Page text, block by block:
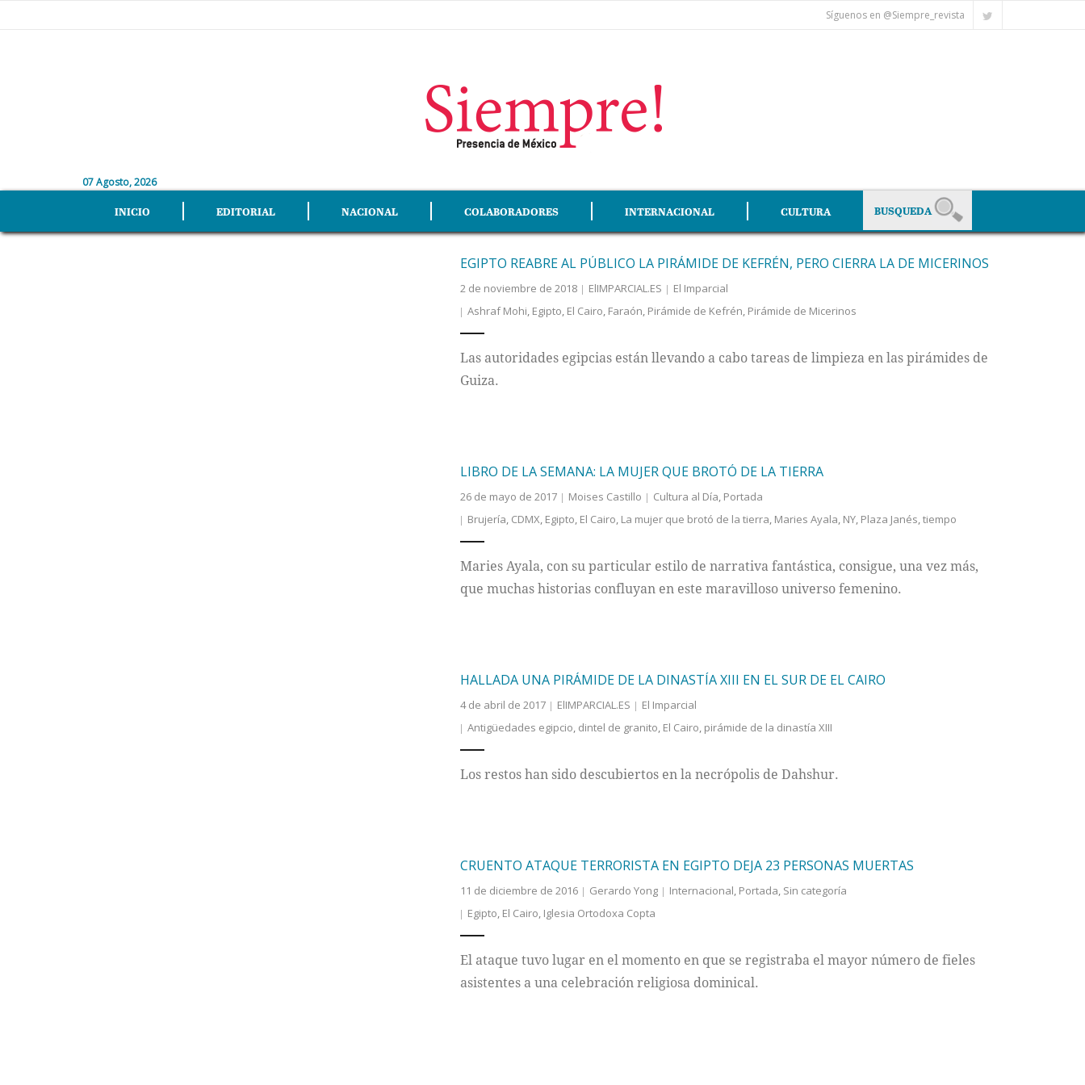
Síguenos en @Siempre_revista
07 Agosto, 2026
INICIO EDITORIAL NACIONAL COLABORADORES INTERNACIONAL CULTURA
EGIPTO REABRE AL PÚBLICO LA PIRÁMIDE DE KEFRÉN, PERO CIERRA LA DE MICERINOS
2 de noviembre de 2018 ElIMPARCIAL.ES
El Imparcial
Ashraf Mohi, Egipto, El Cairo, Faraón, Pirámide de Kefrén, Pirámide de Micerinos
Las autoridades egipcias están llevando a cabo tareas de limpieza en las pirámides de
Guiza.
LIBRO DE LA SEMANA: LA MUJER QUE BROTÓ DE LA TIERRA
26 de mayo de 2017 Moises Castillo Cultura al Día, Portada
Brujería, CDMX, Egipto, El Cairo, La mujer que brotó de la tierra, Maries Ayala, NY, Plaza Janés,tiempo
Maries Ayala, con su particular estilo de narrativa fantástica, consigue, una vez más,
que muchas historias confluyan en este maravilloso universo femenino.
HALLADA UNA PIRÁMIDE DE LA DINASTÍA XIII EN EL SUR DE EL CAIRO
4 de abril de 2017 ElIMPARCIAL.ES
El Imparcial
Antigüedades egipcio, dintel de granito, El Cairo, pirámide de la dinastía XIII
Los restos han sido descubiertos en la necrópolis de Dahshur.
CRUENTO ATAQUE TERRORISTA EN EGIPTO DEJA 23 PERSONAS MUERTAS
11 de diciembre de 2016 Gerardo Yong Internacional, Portada, Sin categoría
Egipto, El Cairo, Iglesia Ortodoxa Copta
El ataque tuvo lugar en el momento en que se registraba el mayor número de fieles
asistentes a una celebración religiosa dominical.